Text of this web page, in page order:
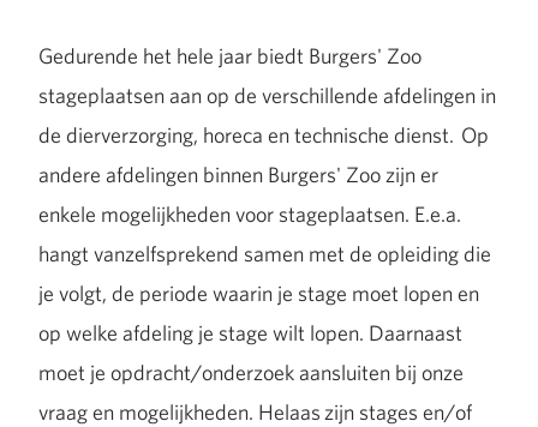
Gedurende het hele jaar biedt Burgers' Zoo
stageplaatsen aan op de verschillende afdelingen in
de dierverzorging, horeca en technische dienst. Op
andere afdelingen binnen Burgers' Zoo zijn er
enkele mogelijkheden voor stageplaatsen. E.e.a.
hangt vanzelfsprekend samen met de opleiding die
je volgt, de periode waarin je stage moet lopen en
op welke afdeling je stage wilt lopen. Daarnaast
moet je opdracht/onderzoek aansluiten bij onze
vraag en mogelijkheden. Helaas zijn stages en/of